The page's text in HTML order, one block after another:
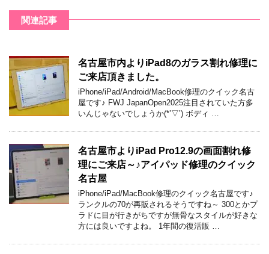
関連記事
名古屋市内よりiPad8のガラス割れ修理に
ご来店頂きました。
iPhone/iPad/Android/MacBook修理のクイック名古
屋です♪ FWJ JapanOpen2025注目されていた方多
いんじゃないでしょうか(*’▽’) ボディ …
名古屋市よりiPad Pro12.9の画面割れ修
理にご来店～♪アイパッド修理のクイック
名古屋
iPhone/iPad/MacBook修理のクイック名古屋です♪
ランクルの70が再販されるそうですね～ 300とかプ
ラドに目が行きがちですが無骨なスタイルが好きな
方には良いですよね。 1年間の復活販 …